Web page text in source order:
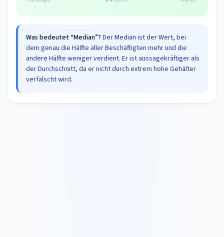
Was bedeutet “Median”? Der Median ist der Wert, bei
dem genau die Hälfte aller Beschäftigten mehr und die
andere Hälfte weniger verdient. Er ist aussagekräftiger als
der Durchschnitt, da er nicht durch extrem hohe Gehälter
verfälscht wird.